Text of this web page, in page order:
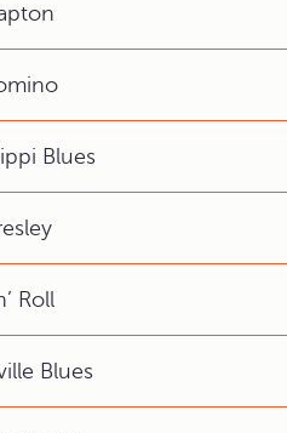
Blues
Roll
Blues